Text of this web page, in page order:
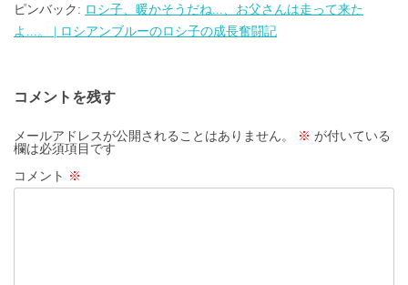
ン
ピンバック: ロシ子、暖かそうだね...、お父さんは走って来た
よ...。 | ロシアンブルーのロシ子の成長奮闘記
コメントを残す
メールアドレスが公開されることはありません。 ※ が付いている
欄は必須項目です
コメント ※